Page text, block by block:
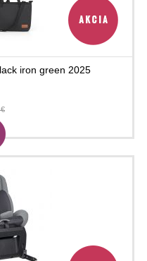
iron green 2025